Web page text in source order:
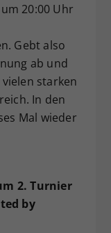
20:00 Uhr
Gebt also
ab und
starken
In den
Mal wieder
2. Turnier
by